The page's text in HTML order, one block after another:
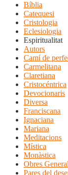
Bíblia
Catequesi
Cristologia
Eclesiologia
Espiritualitat
Autors
Camí de
Carmelitana
Claretiana
Cristocéntrica
Devocionaris
Diversa
Franciscana
Ignaciana
Mariana
Meditacions
Mística
Monàstica
Obres
Pares del